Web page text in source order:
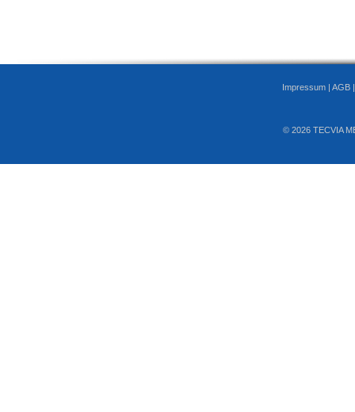
Impressum | AGB
© 2026 TECVIA